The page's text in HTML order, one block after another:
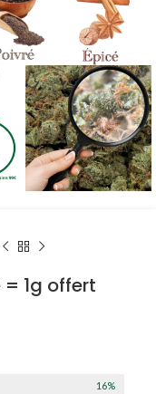
1g offert
16%